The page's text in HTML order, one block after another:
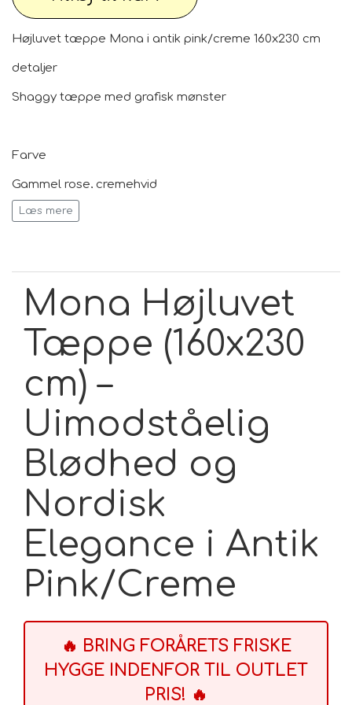
Højluvet tæppe Mona i antik pink/creme 160x230 cm
detaljer
Shaggy tæppe med grafisk mønster
Farve
Gammel rose, cremehvid
B 10 cm, L 230 cm
Luvhøjde: 3 cm
Vores tip: Tæpper købes ofte for små, så mål
omhyggeligt pladsen til dit nye tæppe.
materiale
Bagside: 78% jute, 14% bomuld, 8% polyester
fremstillingsmetode
maskinvævet
Læs mere
Mona Højluvet
Tæppe (160x230
cm) –
Uimodståelig
Blødhed og
Nordisk
Elegance i Antik
Pink/Creme
🔥 BRING FORÅRETS FRISKE
HYGGE INDENFOR TIL OUTLET
PRIS! 🔥